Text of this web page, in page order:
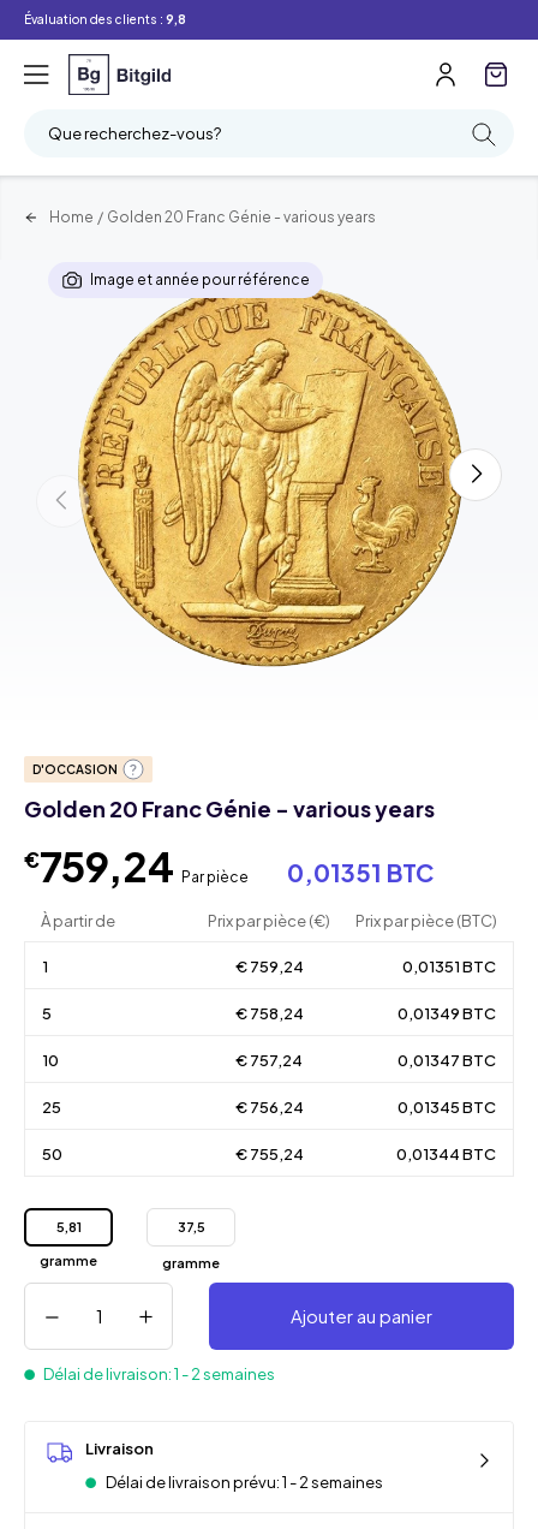
Évaluation des clients : 9,8
Que recherchez-vous?
Home / Golden 20 Franc Génie - various years
Image et année pour référence
D'OCCASION
Golden 20 Franc Génie - various years
€759,24 Par pièce 0,01351 BTC
À partir de Prix par pièce (€) Prix par pièce (BTC)
1 € 759,24 0,01351 BTC
5 € 758,24 0,01349 BTC
10 € 757,24 0,01347 BTC
25 € 756,24 0,01345 BTC
50 € 755,24 0,01344 BTC
5,81
gramme
37,5
gramme
Ajouter au panier
Délai de livraison: 1 - 2 semaines
Livraison
Délai de livraison prévu: 1 - 2 semaines